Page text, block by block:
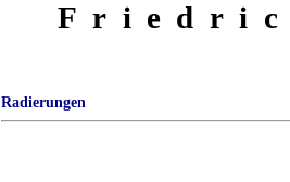
Radierungen